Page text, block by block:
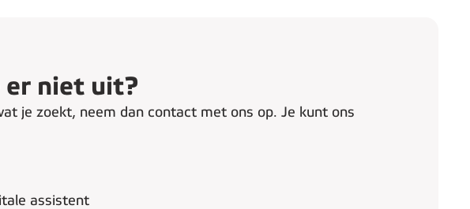
er niet uit?
je zoekt, neem dan contact met ons op. Je kunt ons
assistent